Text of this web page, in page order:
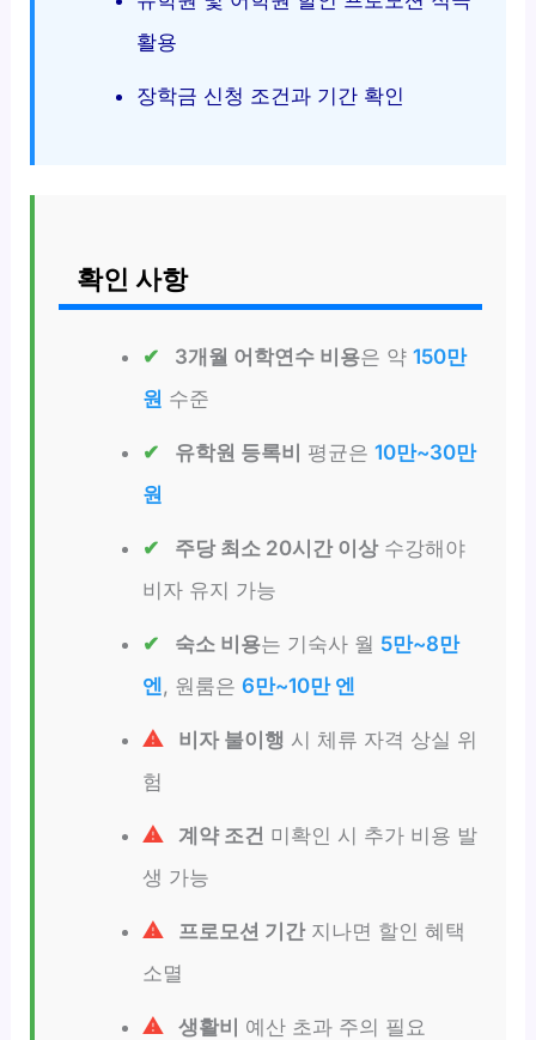
활용
장학금 신청 조건과 기간 확인
확인 사항
3개월 어학연수 비용은 약 150만
원 수준
유학원 등록비 평균은 10만~30만
원
주당 최소 20시간 이상수강해야
비자 유지 가능
숙소 비용는 기숙사 월 5만~8만
엔, 원룸은 6만~10만 엔
비자 불이행 시 체류 자격 상실 위
험
계약 조건 미확인 시 추가 비용 발
생 가능
프로모션 기간지나면 할인 혜택
소멸
생활비 예산 초과 주의 필요